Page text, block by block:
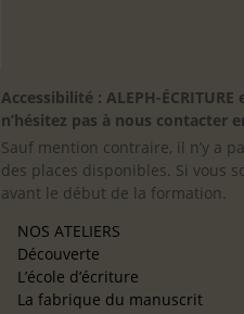
Accessibilité : ALEPH-
n’hésitez pas à nous
Sauf mention contraire, il n’y a
des places disponibles. Si vous
avant le début de la formation.
NOS ATELIERS
Découverte
L’école d’écriture
La fabrique du manuscrit